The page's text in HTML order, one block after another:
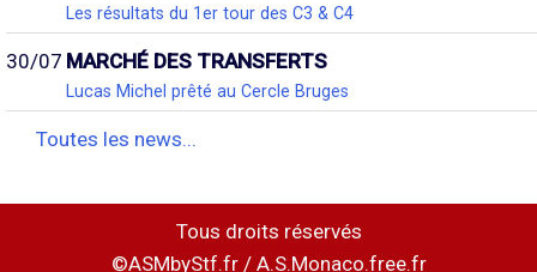
Les résultats du 1er tour des C3 & C4
30/07 MARCHÉ DES TRANSFERTS
Lucas Michel prêté au Cercle Bruges
Toutes les news...
Tous droits réservés
©ASMbyStf.fr / A.S.Monaco.free.fr